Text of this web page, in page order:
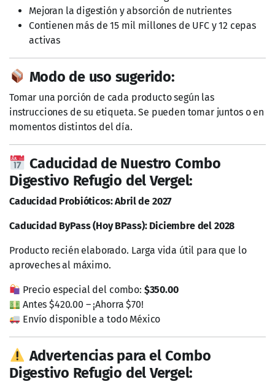
Mejoran la digestión y absorción de nutrientes
Contienen más de 15 mil millones de UFC y 12 cepas
activas
Modo de uso sugerido:
Tomar una porción de cada producto según las
instrucciones de su etiqueta. Se pueden tomar juntos o en
momentos distintos del día.
Caducidad de Nuestro Combo
Digestivo Refugio del Vergel:
Caducidad Probióticos: Abril de 2027
Caducidad ByPass (Hoy BPass): Diciembre del 2028
Producto recién elaborado. Larga vida útil para que lo
aproveches al máximo.
Precio especial del combo: $350.00
Antes $420.00 – ¡Ahorra $70!
Envío disponible a todo México
Advertencias para el Combo
Digestivo Refugio del Vergel: